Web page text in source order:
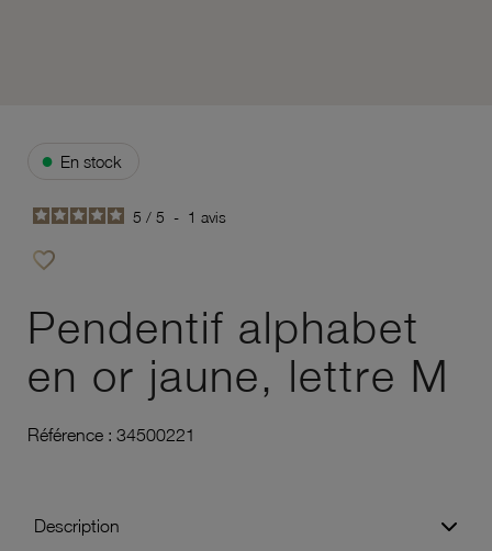
● En stock
5 / 5 - 1 avis
favorite_border
Pendentif alphabet
en or jaune, lettre M
Référence : 34500221
Description